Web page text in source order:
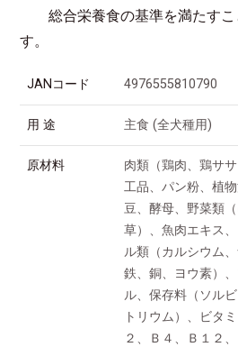
総合栄養食の基準を満たすこ
す。
JANコード 4976555810790
用 途 主食 (全犬種用)
原材料
肉類（鶏肉、鶏サ
工品、パン粉、植
豆、酵母、野菜類
草）、魚肉エキス
ル類（カルシウム
鉄、銅、ヨウ素）
ル、保存料（ソル
トリウム）、ビタ
２、Ｂ４、Ｂ１２